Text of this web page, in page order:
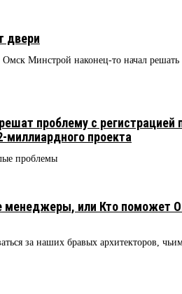
двери
Минстрой наконец-то начал решать
проблему с регистрацией
проекта
проблемы
или Кто поможет
за наших бравых архитекторов,